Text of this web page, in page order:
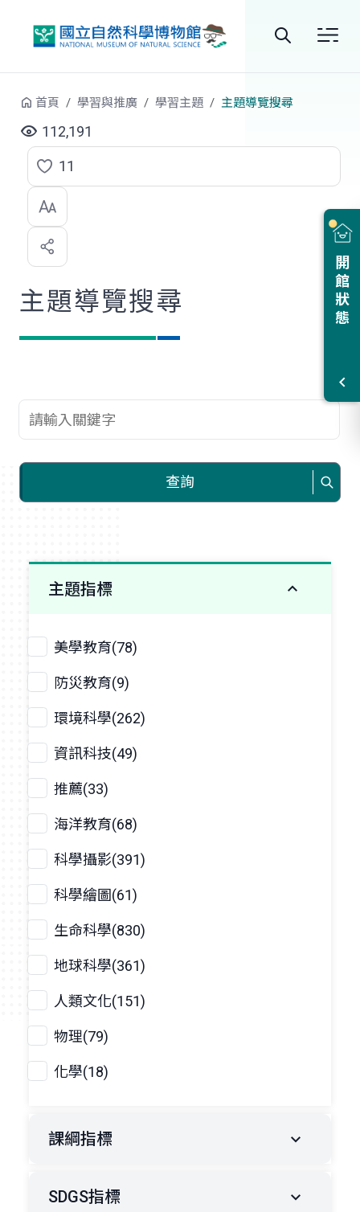
站
尋
開館狀態
首頁 學習與推廣 學習主題 主題導覽搜尋
112,191
點
選
喜
歡
11
主題導覽搜尋
查詢關鍵字
查詢
主題指標
美學教育(78)
防災教育(9)
環境科學(262)
資訊科技(49)
推薦(33)
海洋教育(68)
科學攝影(391)
科學繪圖(61)
生命科學(830)
地球科學(361)
人類文化(151)
物理(79)
化學(18)
課綱指標
SDGS指標